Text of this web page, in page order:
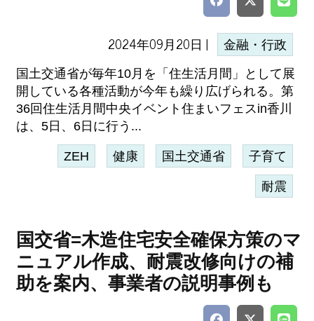
2024年09月20日 | 金融・行政
国土交通省が毎年10月を「住生活月間」として展
開している各種活動が今年も繰り広げられる。第
36回住生活月間中央イベント住まいフェスin香川
は、5日、6日に行う...
ZEH 健康 国土交通省 子育て
耐震
国交省=木造住宅安全確保方策のマ
ニュアル作成、耐震改修向けの補
助を案内、事業者の説明事例も